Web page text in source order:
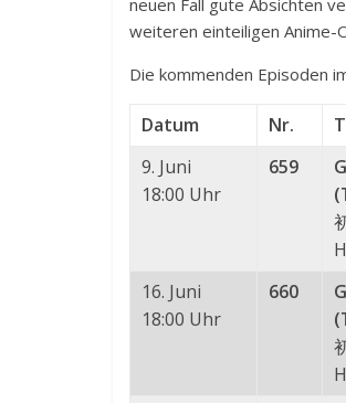
neuen Fall gute Absichten
weiteren einteiligen Anime-
Die kommenden Episoden
Datum Nr.
9. Juni
18:00 Uhr
659
16. Juni
18:00 Uhr
660